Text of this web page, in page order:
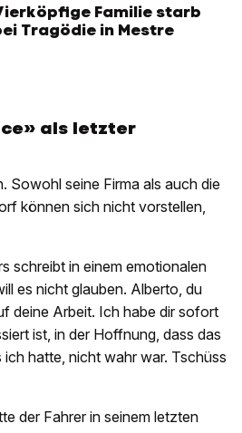
Familie starb
Tragödie in Mestre
als letzter
Sowohl seine Firma als auch die
können sich nicht vorstellen,
schreibt in einem emotionalen
es nicht glauben. Alberto, du
deine Arbeit. Ich habe dir sofort
ist, in der Hoffnung, dass das
hatte, nicht wahr war. Tschüss
der Fahrer in seinem letzten